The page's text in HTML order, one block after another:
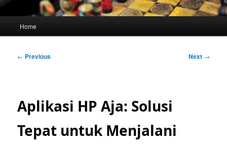
Home
Post
← Previous Next →
Aplikasi HP Aja: Solusi
Tepat untuk Menjalani